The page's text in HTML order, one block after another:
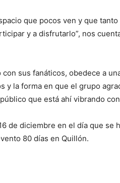
que pocos ven y que
y a disfrutarlo”, nos
con sus fanáticos, obedece a
y la forma en que el grupo
que está ahí vibrando
de diciembre en el día que se
80 días en Quillón.